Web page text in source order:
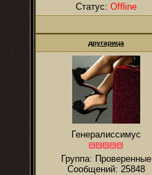
Статус: Offline
другарица
Генералиссимус
Группа: Проверенные
Сообщений: 25848